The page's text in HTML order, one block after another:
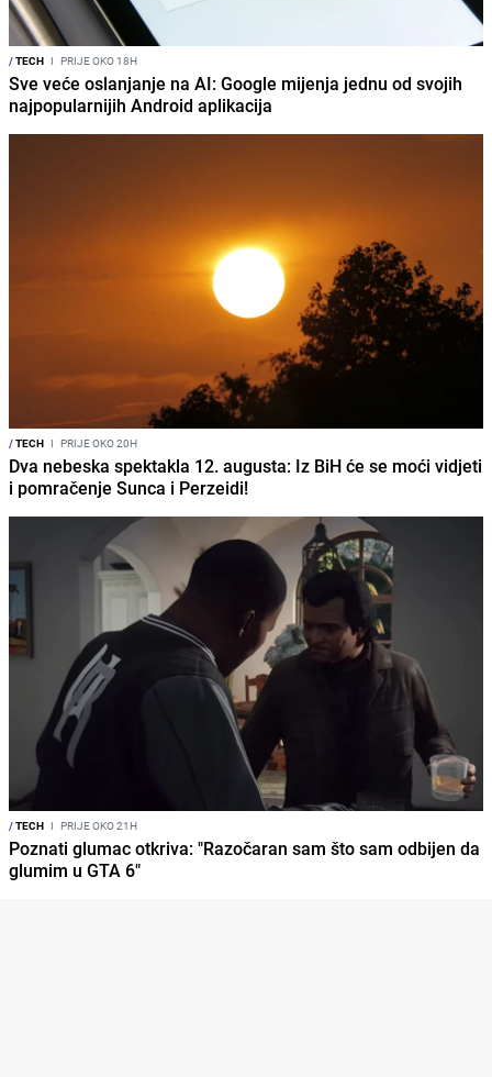
/TECH I PRIJE OKO 18H
Sve veće oslanjanje na AI: Google mijenja jednu od svojih
najpopularnijih Android aplikacija
/TECH I PRIJE OKO 20H
Dva nebeska spektakla 12. augusta: Iz BiH će se moći vidjeti
i pomračenje Sunca i Perzeidi!
/TECH I PRIJE OKO 21H
Poznati glumac otkriva: "Razočaran sam što sam odbijen da
glumim u GTA 6"